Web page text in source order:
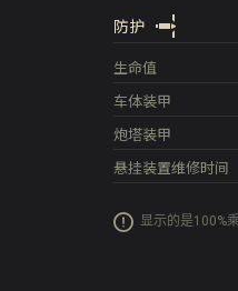
防护
生命值
车体装甲
炮塔装甲
悬挂装置维修时间
显示的是100%